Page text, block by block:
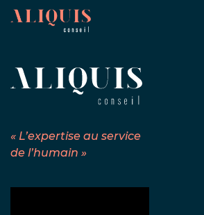
« L’expertise au service
de l’humain »